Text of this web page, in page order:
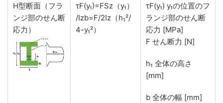
H型断面（フラ
ンジ部のせん断
応力）
τF(y₁)=FSz（y₁）
/Izb=F/2Iz（h₁²/
4-y₁²）
τF(y₁) y₁の位置のフ
ランジ部のせん断
応力 [MPa]
F せん断力 [N]
h₁ 全体の高さ
[mm]
b 全体の幅 [mm]